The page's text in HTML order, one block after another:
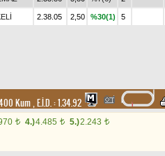
2.38.05 2,50 %30(1) 5
Kum,E.İ.D. :1.34.92
t 4.)4.485 t 5.)2.243 t